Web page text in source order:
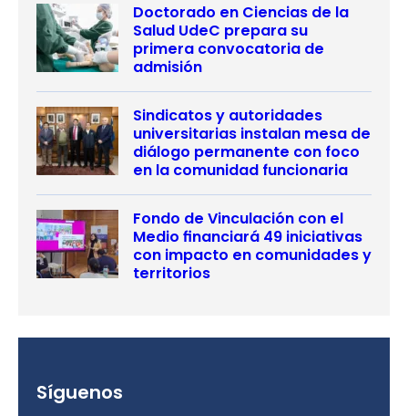
Doctorado en Ciencias de la
Salud UdeC prepara su
primera convocatoria de
admisión
Sindicatos y autoridades
universitarias instalan mesa de
diálogo permanente con foco
en la comunidad funcionaria
Fondo de Vinculación con el
Medio financiará 49 iniciativas
con impacto en comunidades y
territorios
Síguenos